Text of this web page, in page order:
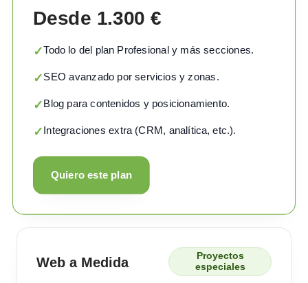
Desde 1.300 €
✓Todo lo del plan Profesional y más secciones.
✓SEO avanzado por servicios y zonas.
✓Blog para contenidos y posicionamiento.
✓Integraciones extra (CRM, analítica, etc.).
Quiero este plan
Web a Medida
Proyectos
especiales